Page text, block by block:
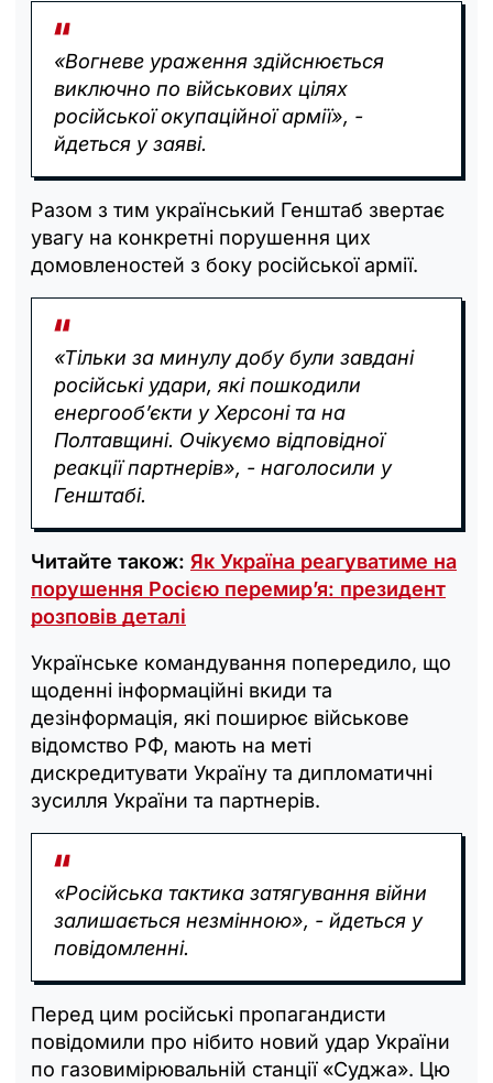
«Вогневе ураження здійснюється
виключно по військових цілях
російської окупаційної армії», -
йдеться у заяві.
Разом з тим український Генштаб звертає
увагу на конкретні порушення цих
домовленостей з боку російської армії.
«Тільки за минулу добу були завдані
російські удари, які пошкодили
енергообʼєкти у Херсоні та на
Полтавщині. Очікуємо відповідної
реакції партнерів», - наголосили у
Генштабі.
Читайте також: Як Україна реагуватиме на
порушення Росією перемир’я: президент
розповів деталі
Українське командування попередило, що
щоденні інформаційні вкиди та
дезінформація, які поширює військове
відомство РФ, мають на меті
дискредитувати Україну та дипломатичні
зусилля України та партнерів.
«Російська тактика затягування війни
залишається незмінною», - йдеться у
повідомленні.
Перед цим російські пропагандисти
повідомили про нібито новий удар України
по газовимірювальній станції «Суджа». Цю